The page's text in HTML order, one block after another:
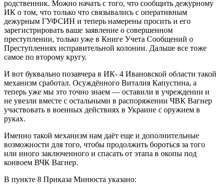
родственник. Можно начать с того, что сообщить дежурному
ИК о том, что только что связывались с оперативным
дежурным ГУФСИН и теперь намерены просить и его
зарегистрировать ваше заявление о совершенном
преступлении, только уже в Книге Учета Сообщений о
Преступлениях исправительной колонии. Дальше все тоже
самое по второму кругу.
И вот буквально позавчера в ИК- 4 Ивановской области такой
механизм сработал. Осуждённого Виталия Капустина, а
теперь уже мы это точно знаем — оставили в учреждении и
не увезли вместе с остальными в распоряжении ЧВК Вагнер
участвовать в военных действиях в Украине с оружием в
руках.
Именно такой механизм нам даёт еще и дополнительные
возможности для того, чтобы продолжить бороться за того
или иного заключенного и спасать от этапа в окопы под
конвоем ВЧК Вагнер.
В пункте 8 Приказа Минюста указано: